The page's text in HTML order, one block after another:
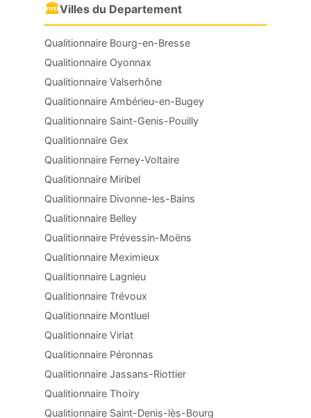
🏛Villes du Departement
Qualitionnaire Bourg-en-Bresse
Qualitionnaire Oyonnax
Qualitionnaire Valserhône
Qualitionnaire Ambérieu-en-Bugey
Qualitionnaire Saint-Genis-Pouilly
Qualitionnaire Gex
Qualitionnaire Ferney-Voltaire
Qualitionnaire Miribel
Qualitionnaire Divonne-les-Bains
Qualitionnaire Belley
Qualitionnaire Prévessin-Moëns
Qualitionnaire Meximieux
Qualitionnaire Lagnieu
Qualitionnaire Trévoux
Qualitionnaire Montluel
Qualitionnaire Viriat
Qualitionnaire Péronnas
Qualitionnaire Jassans-Riottier
Qualitionnaire Thoiry
Qualitionnaire Saint-Denis-lès-Bourg